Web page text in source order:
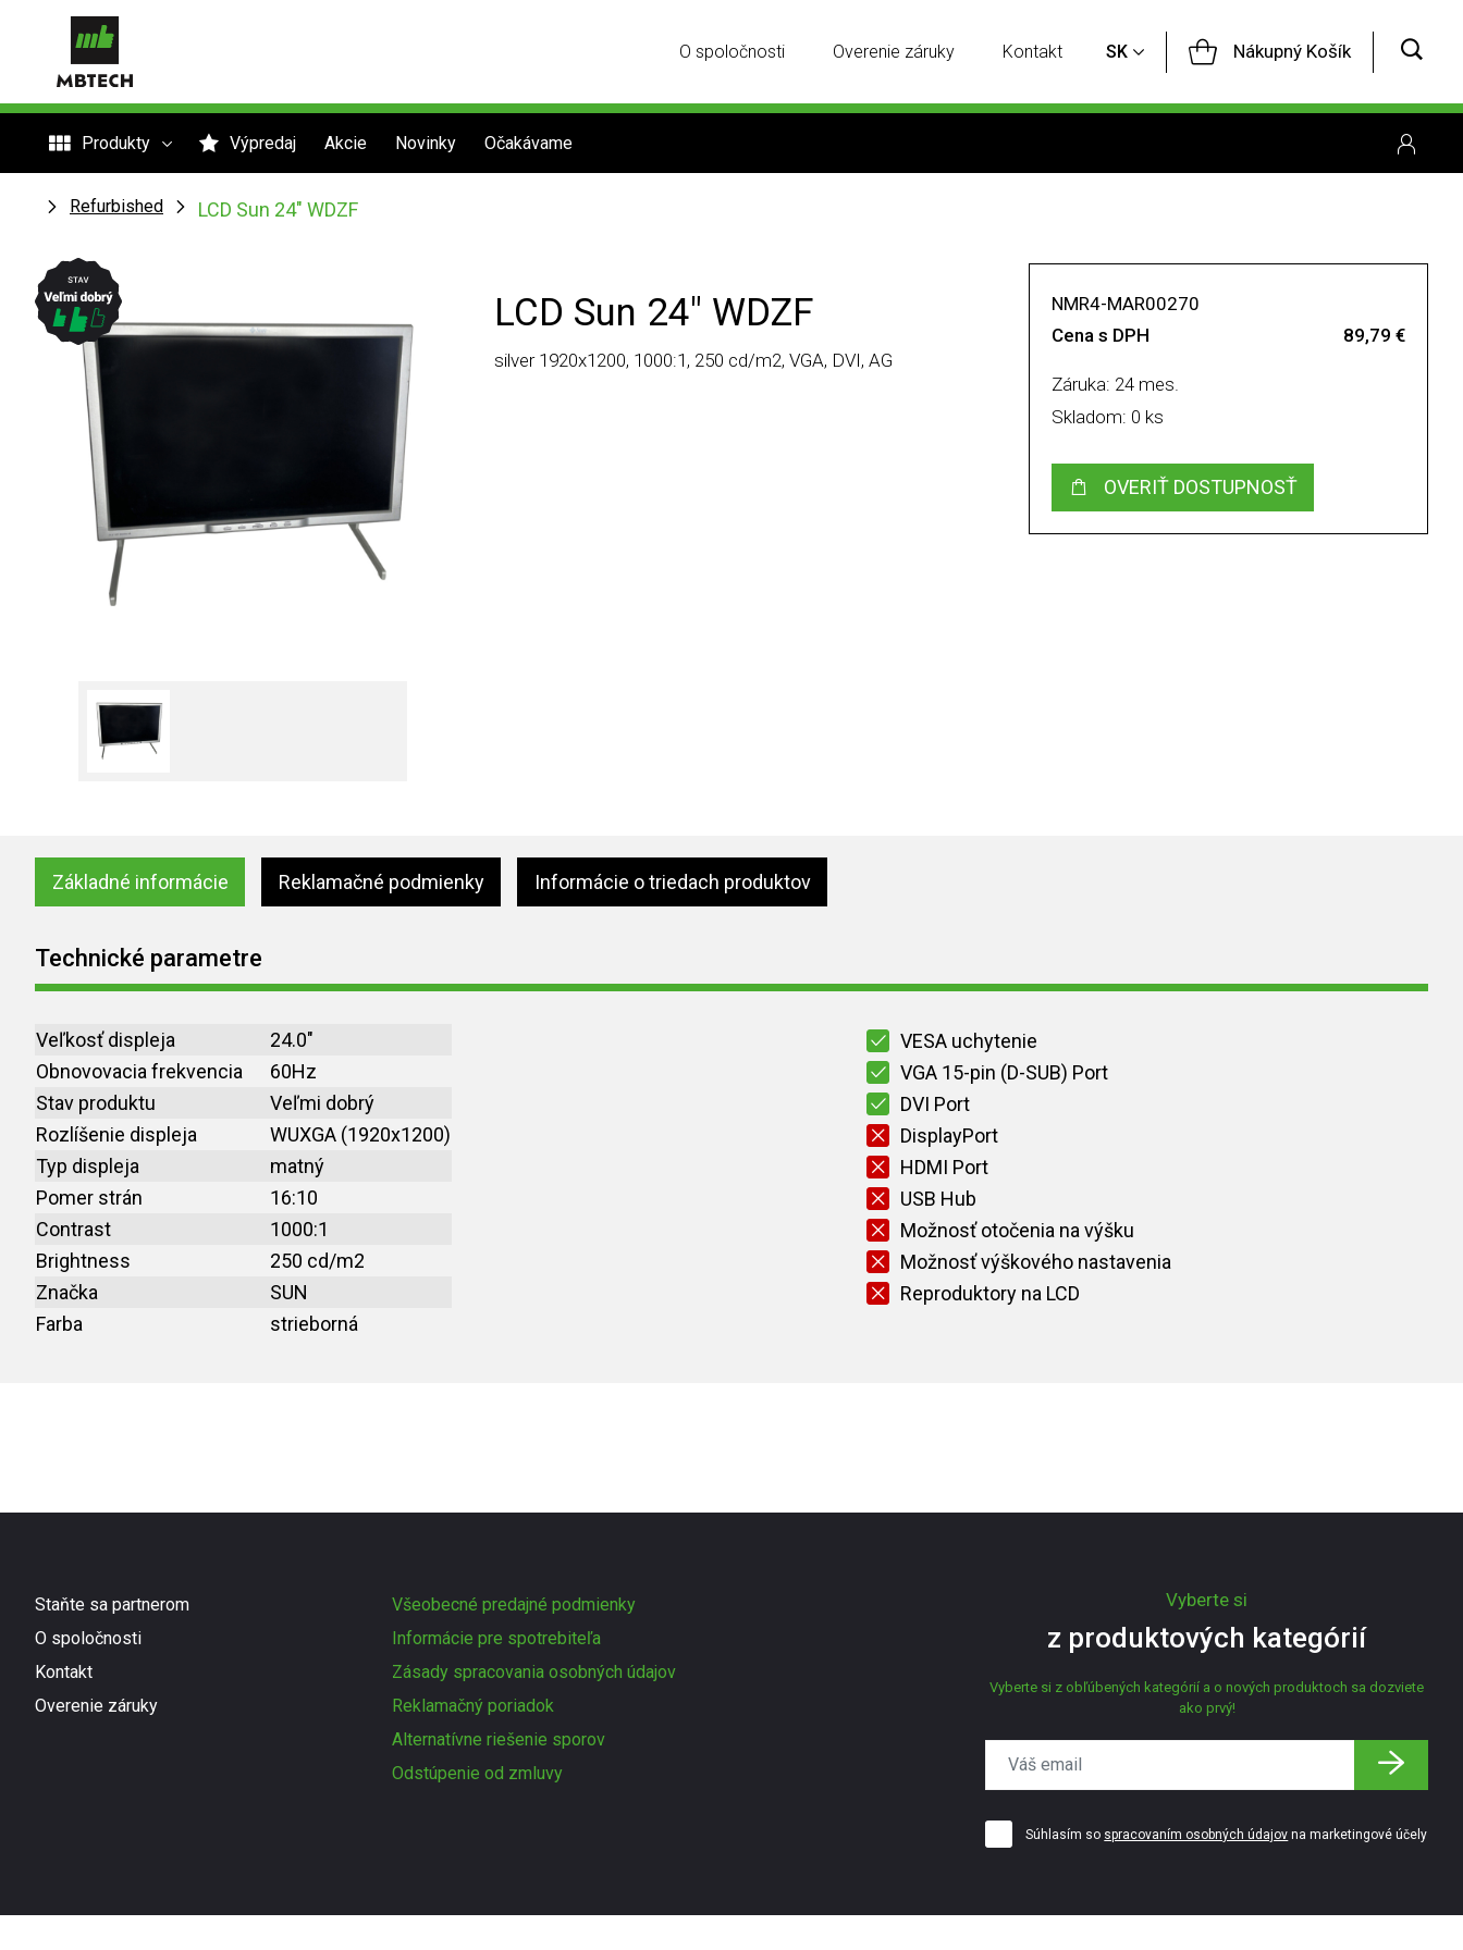
O spoločnosti Overenie záruky Kontakt SK Nákupný Košík
Produkty Výpredaj Akcie Novinky Očakávame
Refurbished LCD Sun 24" WDZF
LCD Sun 24" WDZF
silver 1920x1200, 1000:1, 250 cd/m2, VGA, DVI, AG
NMR4-MAR00270
Cena s DPH
89,79 €
Záruka: 24 mes.
Skladom: 0 ks
OVERIŤ DOSTUPNOSŤ
Základné informácie Reklamačné podmienky Informácie o triedach produktov
Technické parametre
Veľkosť displeja
24.0"
Obnovovacia frekvencia
60Hz
Stav produktu
Veľmi dobrý
Rozlíšenie displeja
WUXGA (1920x1200)
Typ displeja
matný
Pomer strán
16:10
Contrast
1000:1
Brightness
250 cd/m2
Značka
SUN
Farba
strieborná
VESA uchytenie
VGA 15-pin (D-SUB) Port
DVI Port
DisplayPort
HDMI Port
USB Hub
Možnosť otočenia na výšku
Možnosť výškového nastavenia
Reproduktory na LCD
Staňte sa partnerom
O spoločnosti
Kontakt
Overenie záruky
Všeobecné predajné podmienky
Informácie pre spotrebiteľa
Zásady spracovania osobných údajov
Reklamačný poriadok
Alternatívne riešenie sporov
Odstúpenie od zmluvy
Vyberte si
z produktových kategórií
Vyberte si z obľúbených kategórií a o nových produktoch sa dozviete
ako prvý!
Súhlasím so spracovaním osobných údajov na marketingové účely